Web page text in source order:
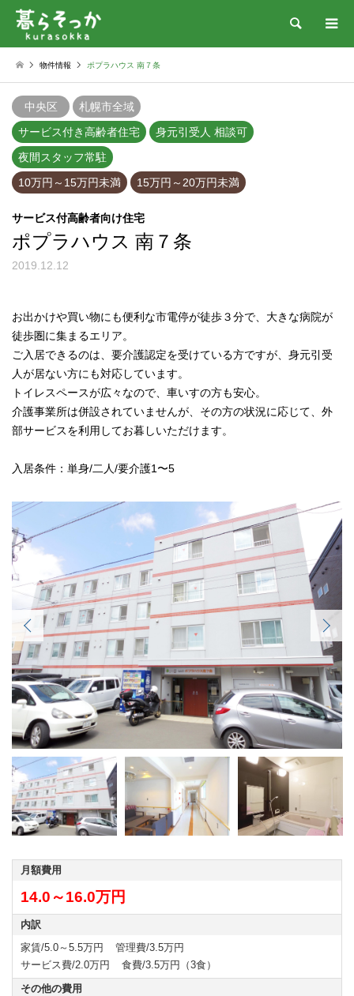
検索
物件情報 ポプラハウス 南７条
中央区
札幌市全域
サービス付き高齢者住宅
身元引受人 相談可
夜間スタッフ常駐
10万円～15万円未満
15万円～20万円未満
サービス付高齢者向け住宅
ポプラハウス 南７条
2019.12.12
お出かけや買い物にも便利な市電停が徒歩３分で、大きな病院が
徒歩圏に集まるエリア。
ご入居できるのは、要介護認定を受けている方ですが、身元引受
人が居ない方にも対応しています。
トイレスペースが広々なので、車いすの方も安心。
介護事業所は併設されていませんが、その方の状況に応じて、外
部サービスを利用してお暮しいただけます。
入居条件：単身/二人/要介護1〜5
月額費用
14.0～16.0万円
内訳
家賃/5.0～5.5万円
管理費/3.5万円
サービス費/2.0万円
食費/3.5万円（3食）
その他の費用